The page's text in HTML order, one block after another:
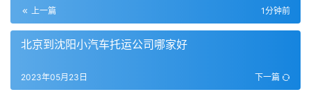
上一篇 1分钟前
北京到沈阳小汽车托运公司哪家好
下一篇
2023年05月23日